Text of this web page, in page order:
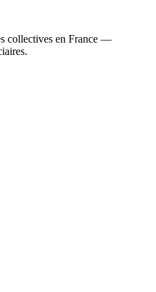
collectives en France —